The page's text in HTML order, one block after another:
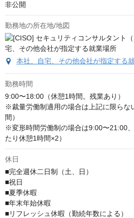
非公開
勤務地の所在地/地図
本社、自宅、その他会社が指定する
勤務時間
9:00〜18:00（休憩1時間。残業あり）
※裁量労働制適用の場合は上記に限らな
間）
※変形時間労働制の場合は9:00〜21:00
たり休憩1時間×2）
休日
■完全週休二日制（土、日）
■祝日
■夏季休暇
■年末年始休暇
■リフレッシュ休暇（勤続年数による）